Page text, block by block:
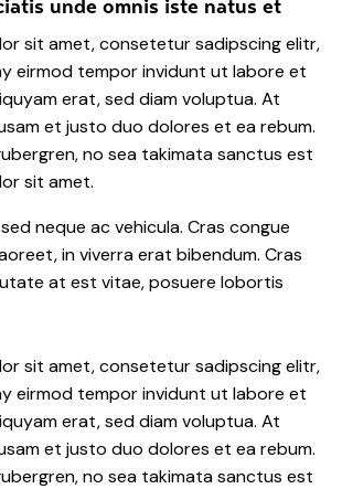
unde omnis iste natus et
sit amet, consetetur sadipscing elitr,
eirmod tempor invidunt ut labore et
erat, sed diam voluptua. At
et justo duo dolores et ea rebum.
no sea takimata sanctus est
sit amet.
neque ac vehicula. Cras congue
in viverra erat bibendum. Cras
at est vitae, posuere lobortis
sit amet, consetetur sadipscing elitr,
eirmod tempor invidunt ut labore et
erat, sed diam voluptua. At
et justo duo dolores et ea rebum.
no sea takimata sanctus est